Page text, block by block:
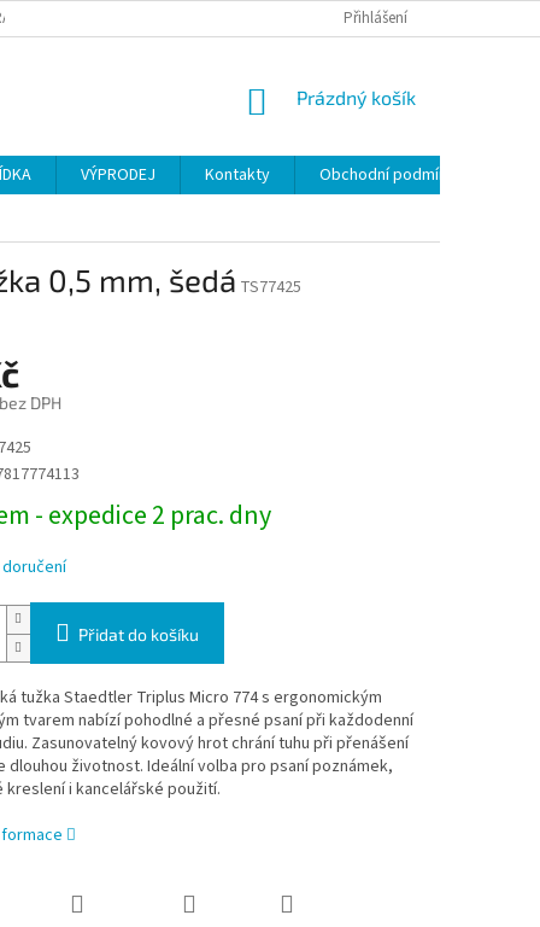
OSOBNÍCH ÚDAJŮ Přihlášení
NÁKUPNÍ
Prázdný košík
VÝPRODEJ Kontakty Obchodní podmínky
0,5 mm, šedá TS77425
DPH
- expedice 2 prac. dny
Přidat do košíku
tužka Staedtler Triplus Micro 774 s ergonomickým
tvarem nabízí pohodlné a přesné psaní při každodenní
Zasunovatelný kovový hrot chrání tuhu při přenášení
dlouhou životnost. Ideální volba pro psaní poznámek,
kreslení i kancelářské použití.